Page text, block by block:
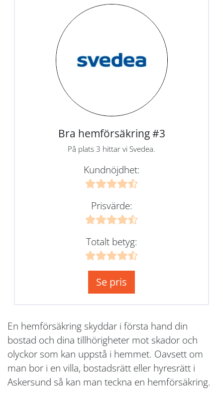
Bra hemförsäkring #3
På plats 3 hittar vi Svedea.
Kundnöjdhet:
Prisvärde:
Totalt betyg:
Se pris
En hemförsäkring skyddar i första hand din
bostad och dina tillhörigheter mot skador och
olyckor som kan uppstå i hemmet. Oavsett om
man bor i en villa, bostadsrätt eller hyresrätt i
Askersund så kan man teckna en hemförsäkring.